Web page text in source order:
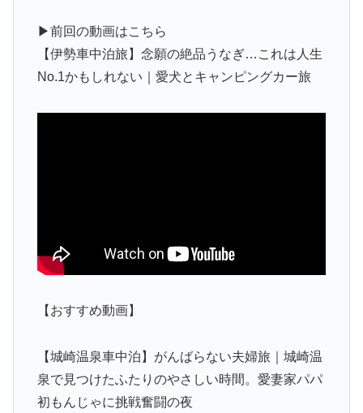
▶前回の動画はこちら
【伊勢車中泊旅】念願の絶品うなぎ…これは人生
No.1かもしれない｜愛犬とキャンピングカー旅
【おすすめ動画】
【城崎温泉車中泊】がんばらない夫婦旅｜城崎温
泉で見つけたふたりのやさしい時間。愛妻家パパ
初もんじゃに挑戦奮闘の夜